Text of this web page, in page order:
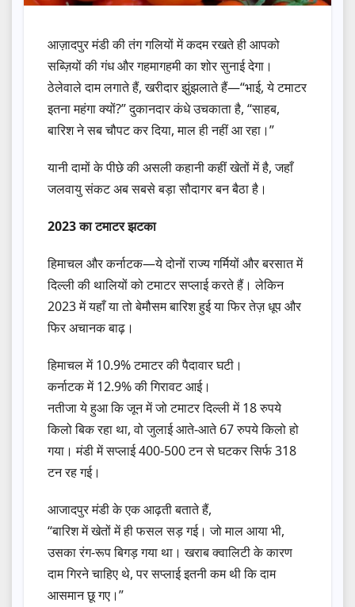
आज़ादपुर मंडी की तंग गलियों में कदम रखते ही आपको
सब्ज़ियों की गंध और गहमागहमी का शोर सुनाई देगा।
ठेलेवाले दाम लगाते हैं, खरीदार झुंझलाते हैं—“भाई, ये टमाटर
इतना महंगा क्यों?” दुकानदार कंधे उचकाता है, “साहब,
बारिश ने सब चौपट कर दिया, माल ही नहीं आ रहा।”
यानी दामों के पीछे की असली कहानी कहीं खेतों में है, जहाँ
जलवायु संकट अब सबसे बड़ा सौदागर बन बैठा है।
2023 का टमाटर झटका
हिमाचल और कर्नाटक—ये दोनों राज्य गर्मियों और बरसात में
दिल्ली की थालियों को टमाटर सप्लाई करते हैं। लेकिन
2023 में यहाँ या तो बेमौसम बारिश हुई या फिर तेज़ धूप और
फिर अचानक बाढ़।
हिमाचल में 10.9% टमाटर की पैदावार घटी।
कर्नाटक में 12.9% की गिरावट आई।
नतीजा ये हुआ कि जून में जो टमाटर दिल्ली में 18 रुपये
किलो बिक रहा था, वो जुलाई आते-आते 67 रुपये किलो हो
गया। मंडी में सप्लाई 400-500 टन से घटकर सिर्फ 318
टन रह गई।
आजादपुर मंडी के एक आढ़ती बताते हैं,
“बारिश में खेतों में ही फसल सड़ गई। जो माल आया भी,
उसका रंग-रूप बिगड़ गया था। खराब क्वालिटी के कारण
दाम गिरने चाहिए थे, पर सप्लाई इतनी कम थी कि दाम
आसमान छू गए।”